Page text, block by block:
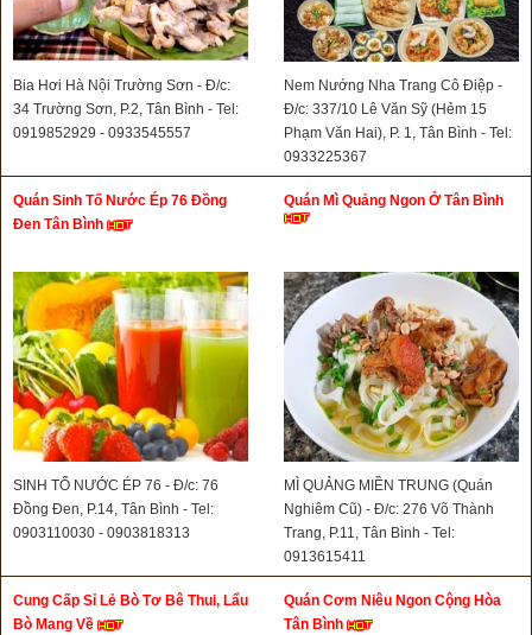
Bia Hơi Hà Nội Trường Sơn - Đ/c:
34 Trường Sơn, P.2, Tân Bình - Tel:
0919852929 - 0933545557
Nem Nướng Nha Trang Cô Điệp -
Đ/c: 337/10 Lê Văn Sỹ (Hẻm 15
Phạm Văn Hai), P. 1, Tân Bình - Tel:
0933225367
Quán Sinh Tố Nước Ép 76 Đồng
Đen Tân Bình
SINH TỐ NƯỚC ÉP 76 - Đ/c: 76
Đồng Đen, P.14, Tân Bình - Tel:
0903110030 - 0903818313
Quán Mì Quảng Ngon Ở Tân Bình
MÌ QUẢNG MIỀN TRUNG (Quán
Nghiêm Cũ) - Đ/c: 276 Võ Thành
Trang, P.11, Tân Bình - Tel:
0913615411
Cung Cấp Sỉ Lẻ Bò Tơ Bê Thui, Lẩu
Bò Mang Về
Quán Cơm Niêu Ngon Cộng Hòa
Tân Bình